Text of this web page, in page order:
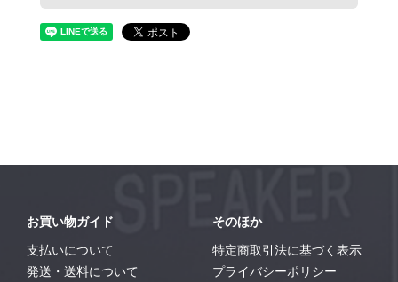
お買い物ガイド
支払いについて
発送・送料について
そのほか
特定商取引法に基づく表示
プライバシーポリシー